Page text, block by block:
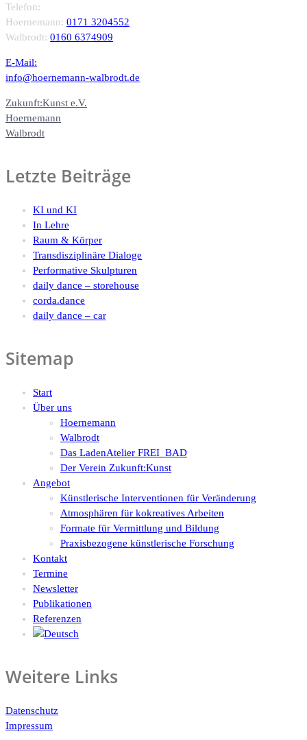
Telefon:
Hoernemann: 0171 3204552
Walbrodt: 0160 6374909
E-Mail:
info@hoernemann-walbrodt.de
Zukunft:Kunst e.V.
Hoernemann
Walbrodt
Letzte Beiträge
KI und KI
In Lehre
Raum & Körper
Transdisziplinäre Dialoge
Performative Skulpturen
daily dance – storehouse
corda.dance
daily dance – car
Sitemap
Start
Über uns
Hoernemann
Walbrodt
Das LadenAtelier FREI_BAD
Der Verein Zukunft:Kunst
Angebot
Künstlerische Interventionen für Veränderung
Atmosphären für kokreatives Arbeiten
Formate für Vermittlung und Bildung
Praxisbezogene künstlerische Forschung
Kontakt
Termine
Newsletter
Publikationen
Referenzen
Weitere Links
Datenschutz
Impressum